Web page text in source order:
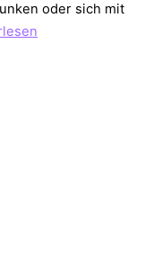
oder sich mit